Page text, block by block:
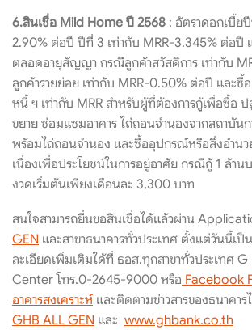
6.สินเชื่อ Mild Home ปี 2568 : อัตราดอกเบี้ย
2.90% ต่อปี ปีที่ 3 เท่ากับ MRR-3.345% ต่อปี
ตลอดอายุสัญญา กรณีลูกค้าสวัสดิการ เท่ากับ
ลูกค้ารายย่อย เท่ากับ MRR-0.50% ต่อปี และซื้
หนี้ ฯ เท่ากับ MRR สำหรับผู้ที่ต้องการกู้เพื่อซื้อ ป
ขยาย ซ่อมแซมอาคาร ไถ่ถอนจำนองจากสถาบัน
พร้อมไถ่ถอนจำนอง และซื้ออุปกรณ์หรือสิ่งอำนว
เนื่องเพื่อประโยชน์ในการอยู่อาศัย กรณีกู้ 1 ล้าน
งวดเริ่มต้นเพียงเดือนละ 3,300 บาท
สนใจสามารถยื่นขอสินเชื่อได้แล้วผ่าน
GEN และสาขาธนาคารทั่วประเทศ ตั้งแต่วันนี้เ
ละเอียดเพิ่มเติมได้ที่ ธอส.ทุกสาขาทั่วประเทศ
Center โทร.0-2645-9000 หรือ Facebook
อาคารสงเคราะห์ และติดตามข่าวสารของธนาคา
GHB ALL GEN และ www.ghbank.co.th